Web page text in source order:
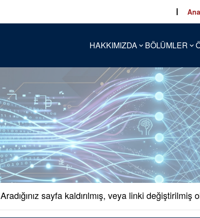
HAKKIMIZDA BÖLÜMLER
Aradığınız sayfa kaldırılmış, veya linki değiştirilmiş